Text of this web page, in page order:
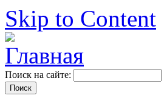
Skip to Content
Поиск на сайте: